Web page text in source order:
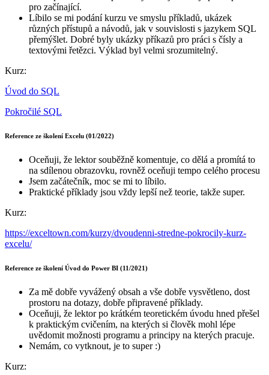
pro začínající.
Líbilo se mi podání kurzu ve smyslu příkladů, ukázek
různých přístupů a návodů, jak v souvislosti s jazykem SQL
přemýšlet. Dobré byly ukázky příkazů pro práci s čísly a
textovými řetězci. Výklad byl velmi srozumitelný.
Kurz:
Úvod do SQL
Pokročilé SQL
Reference ze školení Excelu (01/2022)
Oceňuji, že lektor souběžně komentuje, co dělá a promítá to
na sdílenou obrazovku, rovněž oceňuji tempo celého procesu
Jsem začátečník, moc se mi to líbilo.
Praktické příklady jsou vždy lepší než teorie, takže super.
Kurz:
https://exceltown.com/kurzy/dvoudenni-stredne-pokrocily-kurz-
excelu/
Reference ze školení Úvod do Power BI (11/2021)
Za mě dobře vyvážený obsah a vše dobře vysvětleno, dost
prostoru na dotazy, dobře připravené příklady.
Oceňuji, že lektor po krátkém teoretickém úvodu hned přešel
k praktickým cvičením, na kterých si člověk mohl lépe
uvědomit možnosti programu a principy na kterých pracuje.
Nemám, co vytknout, je to super :)
Kurz: